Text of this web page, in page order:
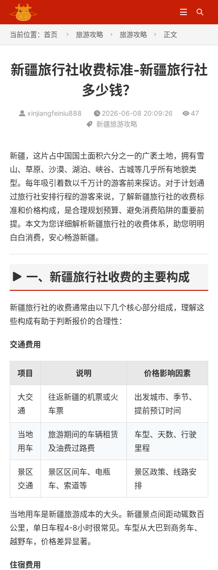


当前位置： 首页  旅游攻略  旅游攻略  正文
新疆旅行社收费标准-新疆旅行社
多少钱？
xinjiangfeiniu888 2026-06-08 20:09:26
47
新疆旅游攻略
新疆，这片占中国国土面积六分之一的广袤土地，拥有雪
山、草原、沙漠、湖泊、峡谷、古城等几乎所有地貌类
型。每年吸引着数以千万计的游客前来探访。对于计划通
过旅行社安排行程的游客来说，了解新疆旅行社的收费标
准和价格构成，是合理规划预算、避免消费陷阱的重要前
提。本文为您详细解析新疆旅行社的收费体系，助您明明
白白消费，安心畅游新疆。
一、新疆旅行社收费的主要构成
新疆旅行社的收费通常由以下几个核心部分组成，理解这
些构成有助于判断报价的合理性：
交通费用
项目 说明 价格影响因素
大交
通
往返新疆的机票或火
车票
出发城市、季节、
提前预订时间
当地
用车
旅游期间的车辆租赁
及油费过路费
车型、天数、行驶
里程
景区
交通
景区区间车、电瓶
车、索道等
景区政策、线路安
排
当地用车是新疆旅游成本的大头。新疆景点间距动辄数百
公里，单日车程4-8小时很常见。车型从大巴到商务车、
越野车，价格差异显著。
住宿费用